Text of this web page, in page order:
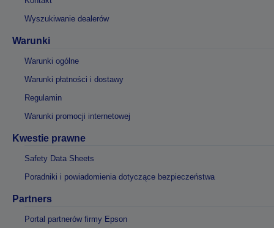
Wyszukiwanie dealerów
Warunki
Warunki ogólne
Warunki płatności i dostawy
Regulamin
Warunki promocji internetowej
Kwestie prawne
Safety Data Sheets
Poradniki i powiadomienia dotyczące bezpieczeństwa
Partners
Portal partnerów firmy Epson